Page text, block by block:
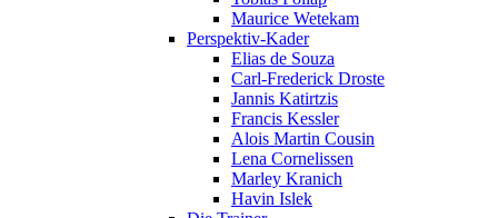
Maurice Wetekam
Perspektiv-Kader
Elias de Souza
Carl-Frederick Droste
Jannis Katirtzis
Francis Kessler
Alois Martin Cousin
Lena Cornelissen
Marley Kranich
Havin Islek